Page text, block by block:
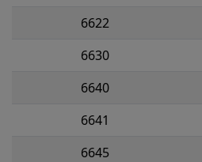
6622
6630
6640
6641
6645